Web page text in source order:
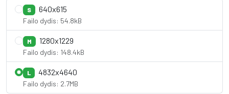
S 640x615
Failo dydis: 54.8kB
M 1280x1229
Failo dydis: 148.4kB
L 4832x4640
Failo dydis: 2.7MB